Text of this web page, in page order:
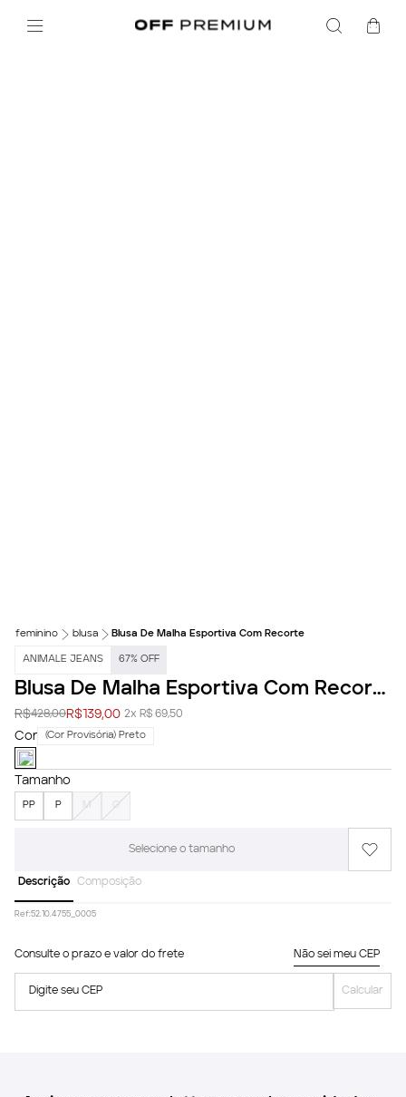
feminino blusa Blusa De Malha Esportiva Com Recorte
ANIMALE JEANS 67% OFF
Blusa De Malha Esportiva Com Recorte
R$428,00R$ 139,00 2x R$ 69,50
Cor (Cor Provisória) Preto
Tamanho
PP P M G
Selecione o tamanho
Descrição Composição
Ref:52.10.4755_0005
Consulte o prazo e valor do frete Não sei meu CEP
Digite seu CEP Calcular